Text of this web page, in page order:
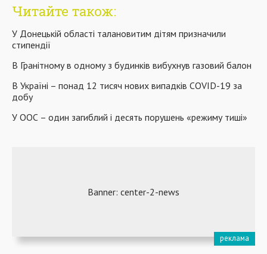
Читайте також:
У Донецькій області талановитим дітям призначили
стипендії
В Гранітному в одному з будинків вибухнув газовий балон
В Україні – понад 12 тисяч нових випадків COVID-19 за
добу
У ООС – один загиблий і десять порушень «режиму тиші»